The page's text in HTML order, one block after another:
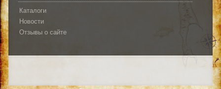
Каталоги
Новости
Отзывы о сайте